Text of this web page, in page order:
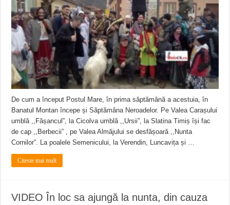
ANUNȚ OPRIRE APĂ în Reșița – avarie – 04.08.2026 – str. Văliugului și
ANUNŢ OPRIRE APĂ în CARANSEBEȘ – 04.08.2026 – avarie – Calea
De cum a început Postul Mare, în prima săptămână a acestuia, în
Banatul Montan începe și Săptămâna Neroadelor. Pe Valea Carașului
umblă ,,Fășancul”, la Cicolva umblă ,,Ursii”, la Slatina Timiș își fac
de cap ,,Berbecii” , pe Valea Almăjului se desfășoară ,,Nunta
Cornilor”. La poalele Semenicului, la Verendin, Luncavița și …
Citeste mai mult
VIDEO În loc sa ajungă la nunta, din cauza